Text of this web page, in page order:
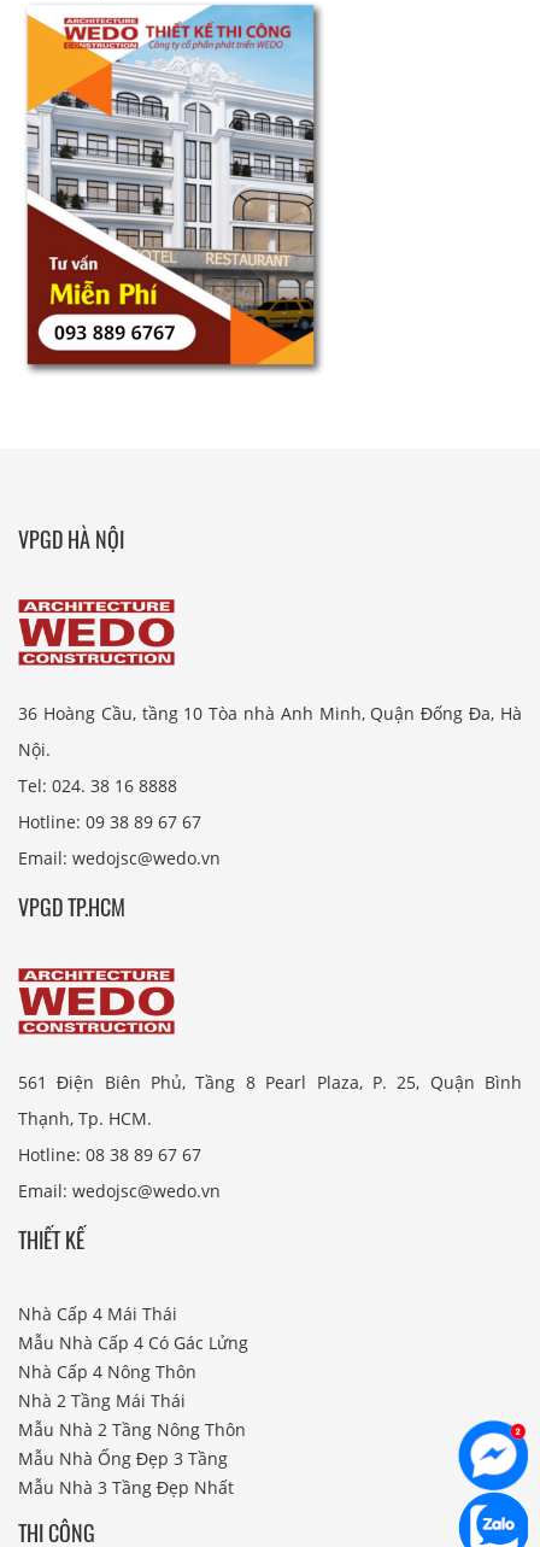
VPGD HÀ NỘI
36 Hoàng Cầu, tầng 10 Tòa nhà Anh Minh, Quận Đống Đa, Hà
Nội.
Tel: 024. 38 16 8888
Hotline: 09 38 89 67 67
Email: wedojsc@wedo.vn
VPGD TP.HCM
561 Điện Biên Phủ, Tầng 8 Pearl Plaza, P. 25, Quận Bình
Thạnh, Tp. HCM.
Hotline: 08 38 89 67 67
Email: wedojsc@wedo.vn
THIẾT KẾ
Nhà Cấp 4 Mái Thái
Mẫu Nhà Cấp 4 Có Gác Lửng
Nhà Cấp 4 Nông Thôn
Nhà 2 Tầng Mái Thái
Mẫu Nhà 2 Tầng Nông Thôn
Mẫu Nhà Ống Đẹp 3 Tầng
Mẫu Nhà 3 Tầng Đẹp Nhất
THI CÔNG